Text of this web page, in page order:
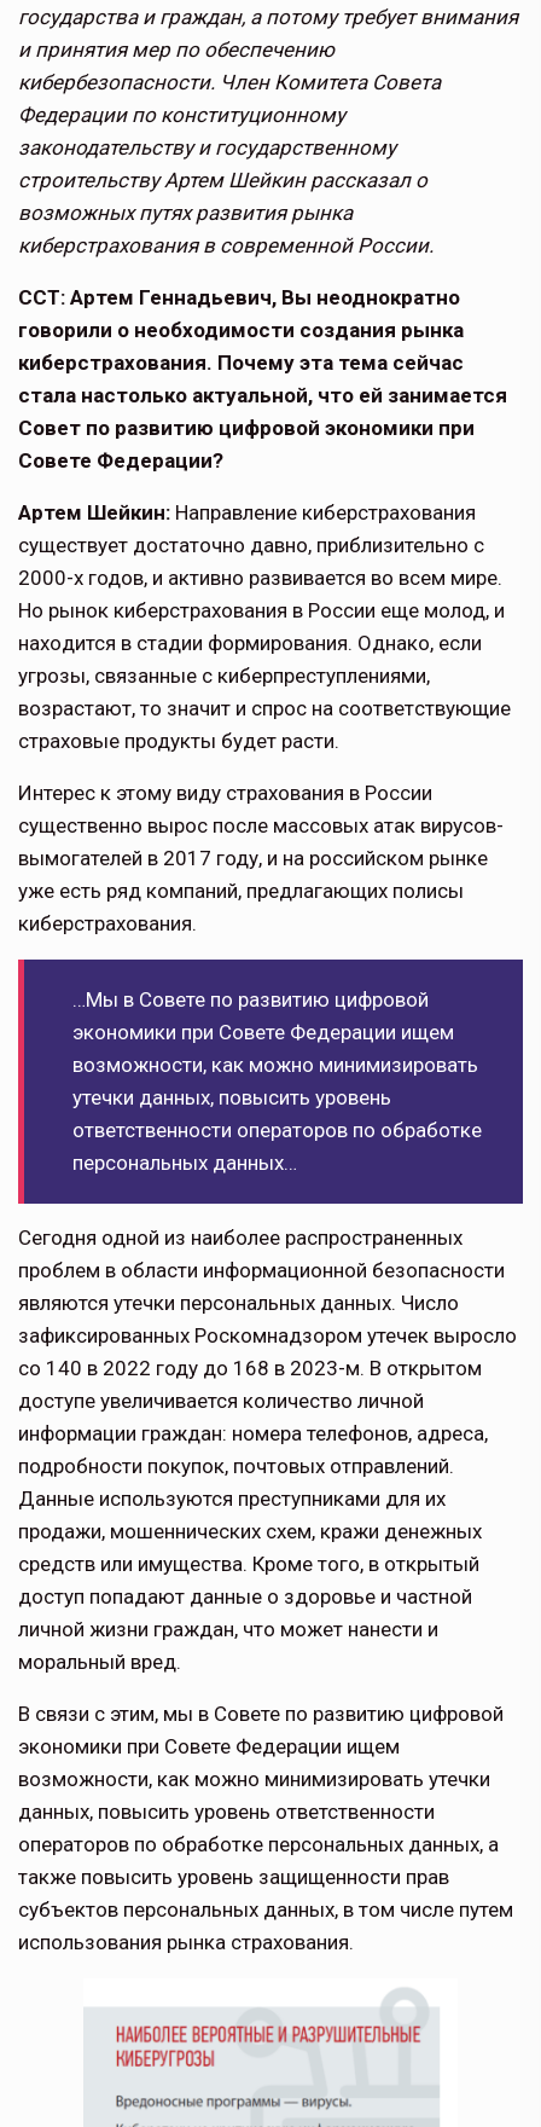
государства и граждан, а потому требует внимания
и принятия мер по обеспечению
кибербезопасности. Член Комитета Совета
Федерации по конституционному
законодательству и государственному
строительству Артем Шейкин рассказал о
возможных путях развития рынка
киберстрахования в современной России.
ССТ: Артем Геннадьевич, Вы неоднократ­но
говорили о необходимости создания рынка
киберстрахования. Почему эта тема сейчас
стала настолько актуальной, что ей занимается
Совет по развитию цифровой экономики при
Совете Федерации?
Артем Шейкин: Направление киберстра­хования
существует достаточно давно, приблизительно с
2000-х годов, и активно развивается во всем мире.
Но рынок кибер­страхования в России еще молод, и
нахо­дится в стадии формирования. Однако, если
угрозы, связанные с киберпреступлениями,
возрастают, то значит и спрос на соответ­ствующие
страховые продукты будет расти.
Интерес к этому виду страхования в Рос­сии
существенно вырос после массовых атак вирусов-
вымогателей в 2017 году, и на рос­сийском рынке
уже есть ряд компаний, предлагающих полисы
киберстрахования.
…Мы в Совете по развитию цифровой
экономики при Совете Федерации ищем
воз­можности, как можно минимизировать
утеч­ки данных, повысить уровень
ответственно­сти операторов по об­работке
персональных данных…
Сегодня одной из наиболее распростра­ненных
проблем в области информацион­ной безопасности
являются утечки персо­нальных данных. Число
зафиксированных Роскомнадзором утечек выросло
со 140 в 2022 году до 168 в 2023-м. В открытом
доступе увеличивается количество личной
информации граждан: номера телефонов, адреса,
подробности покупок, почто­вых отправлений.
Данные используются преступниками для их
продажи, мошен­нических схем, кражи денежных
средств или имущества. Кроме того, в открытый
доступ попадают данные о здоровье и частной
личной жизни граждан, что может нанести и
моральный вред.
В связи с этим, мы в Совете по развитию цифровой
экономики при Совете Феде­рации ищем
возможности, как можно минимизировать утечки
данных, повы­сить уровень ответственности
операто­ров по обработке персональных данных, а
также повысить уровень защищенности прав
субъектов персональных данных, в том числе путем
использования рынка страхования.